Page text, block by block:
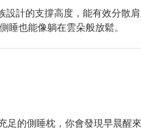
計的支撐高度，能有效分散肩
也能像躺在雲朵般放鬆。
足的側睡枕，你會發現早晨醒